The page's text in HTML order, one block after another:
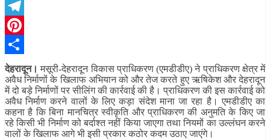
LinkedIn
Telegram
Pinterest
Share
देहरादून।मसूरी-देहरादून विकास प्राधिकरण (एमडीडीए) ने प्राधिकरण क्षेत्र में
अवैध निर्माणों के खिलाफ अभियान को और तेज करते हुए ऋषिकेश और देहरादून
में दो बड़े निर्माणों पर सीलिंग की कार्रवाई की है। प्राधिकरण की इस कार्रवाई को
अवैध निर्माण करने वालों के लिए कड़ा संदेश माना जा रहा है। एमडीडीए का
कहना है कि बिना मानचित्र स्वीकृति और प्राधिकरण की अनुमति के किए जा
रहे किसी भी निर्माण को बर्दाश्त नहीं किया जाएगा तथा नियमों का उल्लंघन करने
वालों के खिलाफ आगे भी इसी प्रकार कठोर कदम उठाए जाएंगे।